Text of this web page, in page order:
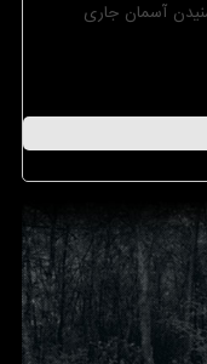
آسمان جاری